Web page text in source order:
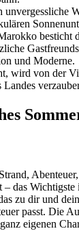
unvergessliche
besticht
und Moderne.
wird von der
– das Wichtigste
zu dir und
passt. Die
eigenen